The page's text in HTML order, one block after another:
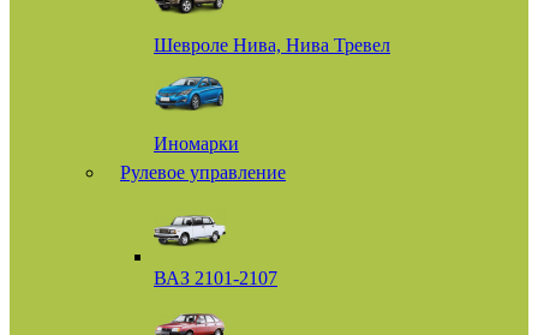
Шевроле Нива, Нива Тревел
Иномарки
Рулевое управление
ВАЗ 2101-2107